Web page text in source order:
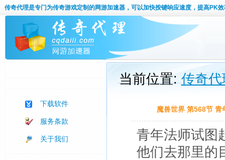
传奇代理是专门为传奇游戏定制的网游加速器，可以加快按键响应速度，提高PK效
下载软件
服务条款
关于我们
当前位置:传奇代
魔兽世界 第568节 青
青年法师试图
他们去那里的